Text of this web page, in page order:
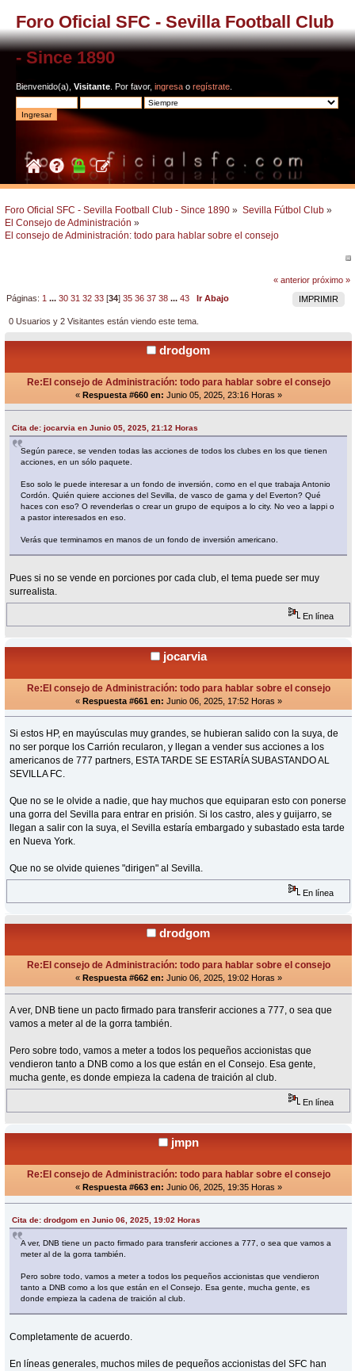
Foro Oficial SFC - Sevilla Football Club
- Since 1890
Bienvenido(a), Visitante . Por favor, ingresa o regístrate
Foro Oficial SFC - Sevilla Football Club - Since 1890 » Sevilla Fútbol Club »
El Consejo de Administración »
El consejo de Administración: todo para hablar sobre el consejo
« anterior próximo »
IMPRIMIR
Páginas: 1 ...30 31 32 33 [34]35 36 37 38 ...43 Ir Abajo
0 Usuarios y 2 Visitantes están viendo este tema.
drodgom
Re:El consejo de Administración: todo para hablar sobre el consejo
« Respuesta #660 en: Junio 05, 2025, 23:16 Horas »
Cita de: jocarvia en Junio 05, 2025, 21:12 Horas
Según parece, se venden todas las acciones de todos los clubes en los que tienen
acciones, en un sólo paquete.
Eso solo le puede interesar a un fondo de inversión, como en el que trabaja Antonio
Cordón. Quién quiere acciones del Sevilla, de vasco de gama y del Everton? Qué
haces con eso? O revenderlas o crear un grupo de equipos a lo city. No veo a lappi o
a pastor interesados en eso.
Verás que terminamos en manos de un fondo de inversión americano.
Pues si no se vende en porciones por cada club, el tema puede ser muy
surrealista.
En línea
jocarvia
Re:El consejo de Administración: todo para hablar sobre el consejo
« Respuesta #661 en: Junio 06, 2025, 17:52 Horas »
Si estos HP, en mayúsculas muy grandes, se hubieran salido con la suya, de
no ser porque los Carrión recularon, y llegan a vender sus acciones a los
americanos de 777 partners, ESTA TARDE SE ESTARÍA SUBASTANDO AL
SEVILLA FC.
Que no se le olvide a nadie, que hay muchos que equiparan esto con ponerse
una gorra del Sevilla para entrar en prisión. Si los castro, ales y guijarro, se
llegan a salir con la suya, el Sevilla estaría embargado y subastado esta tarde
en Nueva York.
Que no se olvide quienes "dirigen" al Sevilla.
En línea
drodgom
Re:El consejo de Administración: todo para hablar sobre el consejo
« Respuesta #662 en: Junio 06, 2025, 19:02 Horas »
A ver, DNB tiene un pacto firmado para transferir acciones a 777, o sea que
vamos a meter al de la gorra también.
Pero sobre todo, vamos a meter a todos los pequeños accionistas que
vendieron tanto a DNB como a los que están en el Consejo. Esa gente,
mucha gente, es donde empieza la cadena de traición al club.
En línea
jmpn
Re:El consejo de Administración: todo para hablar sobre el consejo
« Respuesta #663 en: Junio 06, 2025, 19:35 Horas »
Cita de: drodgom en Junio 06, 2025, 19:02 Horas
A ver, DNB tiene un pacto firmado para transferir acciones a 777, o sea que vamos a
meter al de la gorra también.
Pero sobre todo, vamos a meter a todos los pequeños accionistas que vendieron
tanto a DNB como a los que están en el Consejo. Esa gente, mucha gente, es
donde empieza la cadena de traición al club.
Completamente de acuerdo.
En líneas generales, muchos miles de pequeños accionistas del SFC han